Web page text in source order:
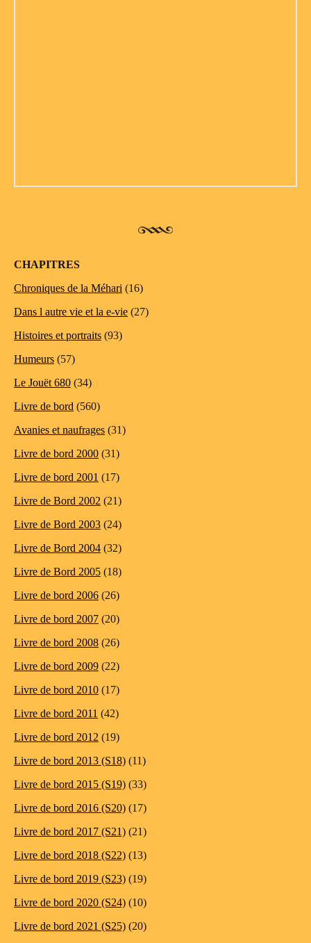
CHAPITRES
Chroniques de la Méhari (16)
Dans l autre vie et la e-vie (27)
Histoires et portraits (93)
Humeurs (57)
Le Jouët 680 (34)
Livre de bord (560)
Avanies et naufrages (31)
Livre de bord 2000 (31)
Livre de bord 2001 (17)
Livre de Bord 2002 (21)
Livre de Bord 2003 (24)
Livre de Bord 2004 (32)
Livre de Bord 2005 (18)
Livre de bord 2006 (26)
Livre de bord 2007 (20)
Livre de bord 2008 (26)
Livre de bord 2009 (22)
Livre de bord 2010 (17)
Livre de bord 2011 (42)
Livre de bord 2012 (19)
Livre de bord 2013 (S18) (11)
Livre de bord 2015 (S19) (33)
Livre de bord 2016 (S20) (17)
Livre de bord 2017 (S21) (21)
Livre de bord 2018 (S22) (13)
Livre de bord 2019 (S23) (19)
Livre de bord 2020 (S24) (10)
Livre de bord 2021 (S25) (20)